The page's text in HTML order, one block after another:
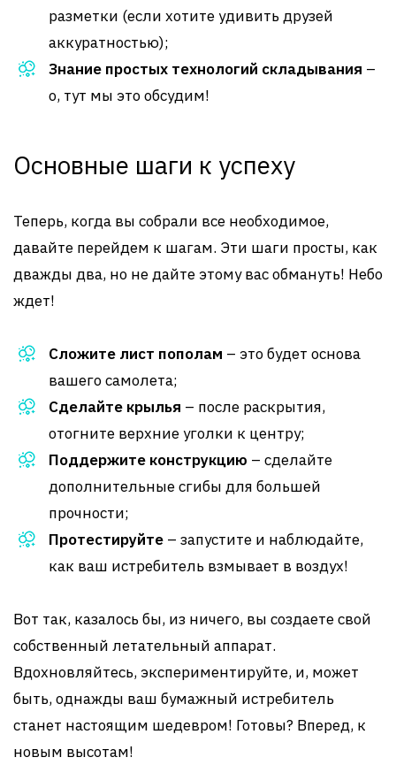
разметки (если хотите удивить друзей
аккуратностью);
Знание простых технологий складывания –
о, тут мы это обсудим!
Основные шаги к успеху
Теперь, когда вы собрали все необходимое,
давайте перейдем к шагам. Эти шаги просты, как
дважды два, но не дайте этому вас обмануть! Небо
ждет!
Сложите лист пополам – это будет основа
вашего самолета;
Сделайте крылья – после раскрытия,
отогните верхние уголки к центру;
Поддержите конструкцию – сделайте
дополнительные сгибы для большей
прочности;
Протестируйте – запустите и наблюдайте,
как ваш истребитель взмывает в воздух!
Вот так, казалось бы, из ничего, вы создаете свой
собственный летательный аппарат.
Вдохновляйтесь, экспериментируйте, и, может
быть, однажды ваш бумажный истребитель
станет настоящим шедевром! Готовы? Вперед, к
новым высотам!